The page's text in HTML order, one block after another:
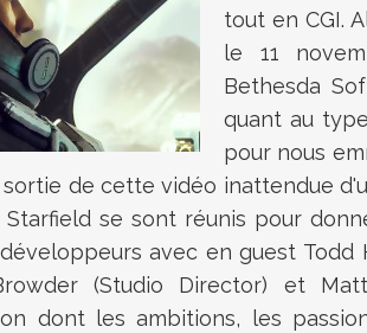
tout en CGI.
le 11
Bethesda
quant au
pour nous
de cette vidéo inattendue
se sont réunis pour
avec en guest Todd
(Studio Director) et
dont les ambitions, les